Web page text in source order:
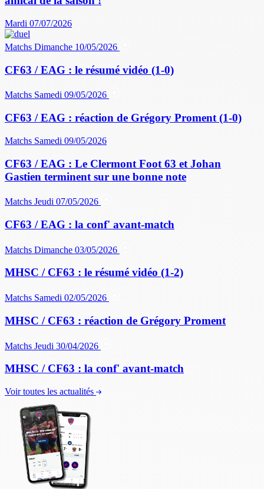
Mardi 07/07/2026
Matchs Dimanche 10/05/2026
CF63 / EAG : le résumé vidéo (1-0)
Matchs Samedi 09/05/2026
CF63 / EAG : réaction de Grégory Proment (1-0)
Matchs Samedi 09/05/2026
CF63 / EAG : Le Clermont Foot 63 et Johan
Gastien terminent sur une bonne note
Matchs Jeudi 07/05/2026
CF63 / EAG : la conf' avant-match
Matchs Dimanche 03/05/2026
MHSC / CF63 : le résumé vidéo (1-2)
Matchs Samedi 02/05/2026
MHSC / CF63 : réaction de Grégory Proment
Matchs Jeudi 30/04/2026
MHSC / CF63 : la conf' avant-match
Voir toutes les actualités